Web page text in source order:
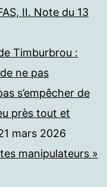
II. Note du 13
Timburbrou :
ne pas
s’empêcher de
près tout et
mars 2026
manipulateurs »